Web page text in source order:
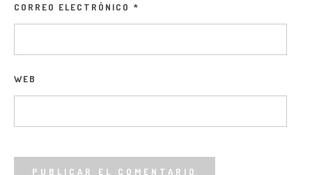
CORREO ELECTRÓNICO *
WEB